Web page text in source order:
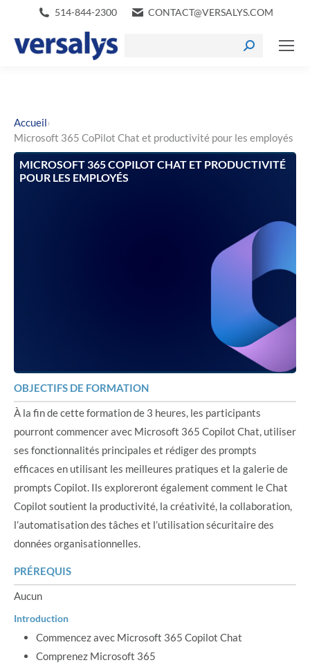
514-844-2300 CONTACT@VERSALYS.COM
Accueil›
Microsoft 365 CoPilot Chat et productivité pour les employés
MICROSOFT 365 COPILOT CHAT ET PRODUCTIVITÉ
POUR LES EMPLOYÉS
OBJECTIFS DE FORMATION
À la fin de cette formation de 3 heures, les participants
pourront commencer avec Microsoft 365 Copilot Chat, utiliser
ses fonctionnalités principales et rédiger des prompts
efficaces en utilisant les meilleures pratiques et la galerie de
prompts Copilot. Ils exploreront également comment le Chat
Copilot soutient la productivité, la créativité, la collaboration,
l’automatisation des tâches et l’utilisation sécuritaire des
données organisationnelles.
PRÉREQUIS
Aucun
Introduction
Commencez avec Microsoft 365 Copilot Chat
Comprenez Microsoft 365